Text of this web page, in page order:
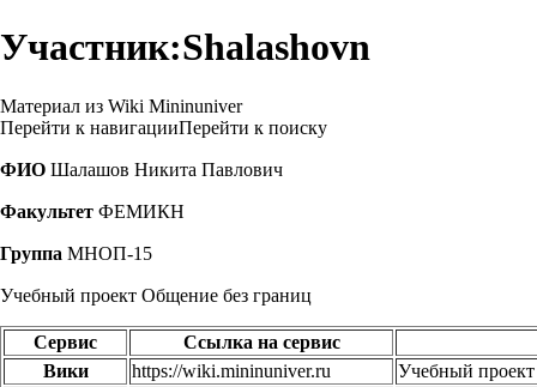
Участник:Shalashovn
Материал из Wiki Mininuniver
Перейти к навигацииПерейти к поиску
ФИО Шалашов Никита Павлович
Факультет ФЕМИКН
Группа МНОП-15
Учебный проект Общение без границ
Сервис
Ссылка на сервис
Вики
https://wiki.mininuniver.ru Учебный проект